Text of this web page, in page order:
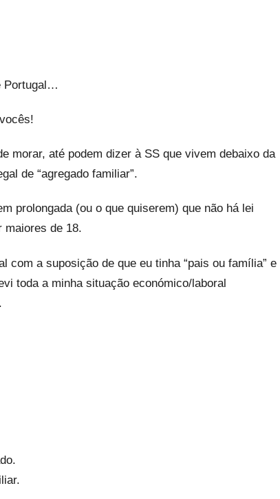
Portugal…
morar, até podem dizer à SS que vivem debaixo da
de “agregado familiar”.
prolongada (ou o que quiserem) que não há lei
maiores de 18.
com a suposição de que eu tinha “pais ou família” e
toda a minha situação económico/laboral